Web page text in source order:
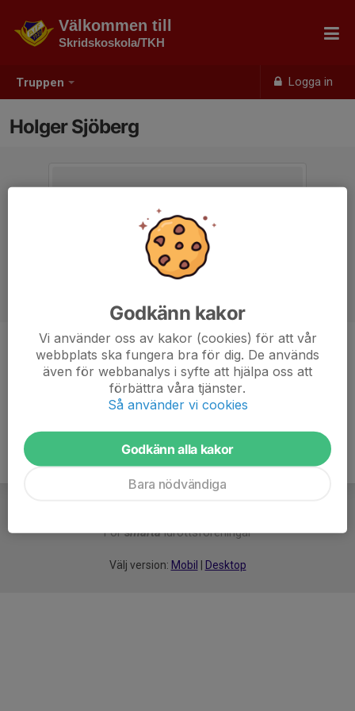
Truppen Logga in
Välkommen till
Skridskoskola/TKH
Holger Sjöberg
Position
-
7 år
Försmartaidrottsföreningar
Välj version: Mobil Desktop
Godkänn kakor
Vi använder oss av kakor (cookies) för att vår
webbplats ska fungera bra för dig. De används
även för webbanalys i syfte att hjälpa oss att
förbättra våra tjänster.
Så använder vi cookies
Godkänn alla kakor
Bara nödvändiga